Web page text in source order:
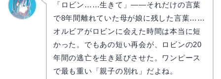
「ロビン……生きて」——それだけの言葉
で8年間離れていた母が娘に残した言葉……
オルビアがロビンに会えた時間は本当に短
かった。でもあの短い再会が、ロビンの20
年間の逃亡を生き延びさせた。ワンピース
で最も重い「親子の別れ」だよね。